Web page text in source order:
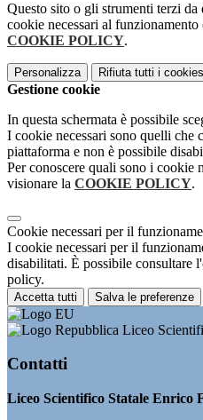
Questo sito o gli strumenti terzi
cookie necessari al
COOKIE POLICY.
Personalizza Rifiuta tutti i cookies
Gestione cookie
In questa schermata è possibile
I cookie necessari sono quelli che
piattaforma e non è possibile
Per conoscere quali sono i cookie
visionare la COOKIE POLICY.
Cookie necessari per il
I cookie necessari per il
disabilitati. È possibile consultare
policy.
Accetta tutti Salva le preferenze
Liceo
Contatti
Liceo Scientifico Statale Enrico